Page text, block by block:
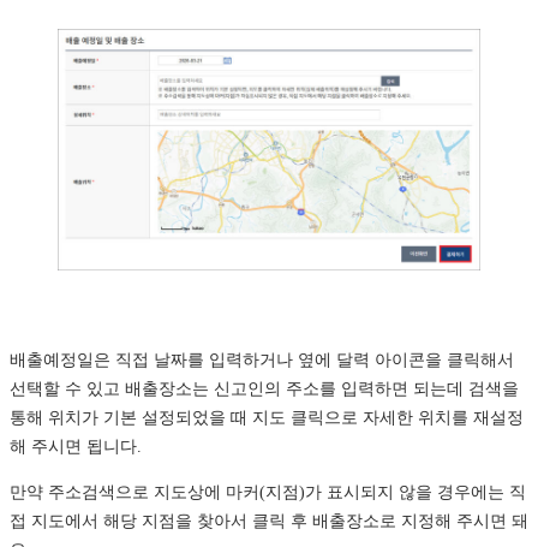
배출예정일은 직접 날짜를 입력하거나 옆에 달력 아이콘을 클릭해서
선택할 수 있고 배출장소는 신고인의 주소를 입력하면 되는데 검색을
통해 위치가 기본 설정되었을 때 지도 클릭으로 자세한 위치를 재설정
해 주시면 됩니다.
만약 주소검색으로 지도상에 마커(지점)가 표시되지 않을 경우에는 직
접 지도에서 해당 지점을 찾아서 클릭 후 배출장소로 지정해 주시면 돼